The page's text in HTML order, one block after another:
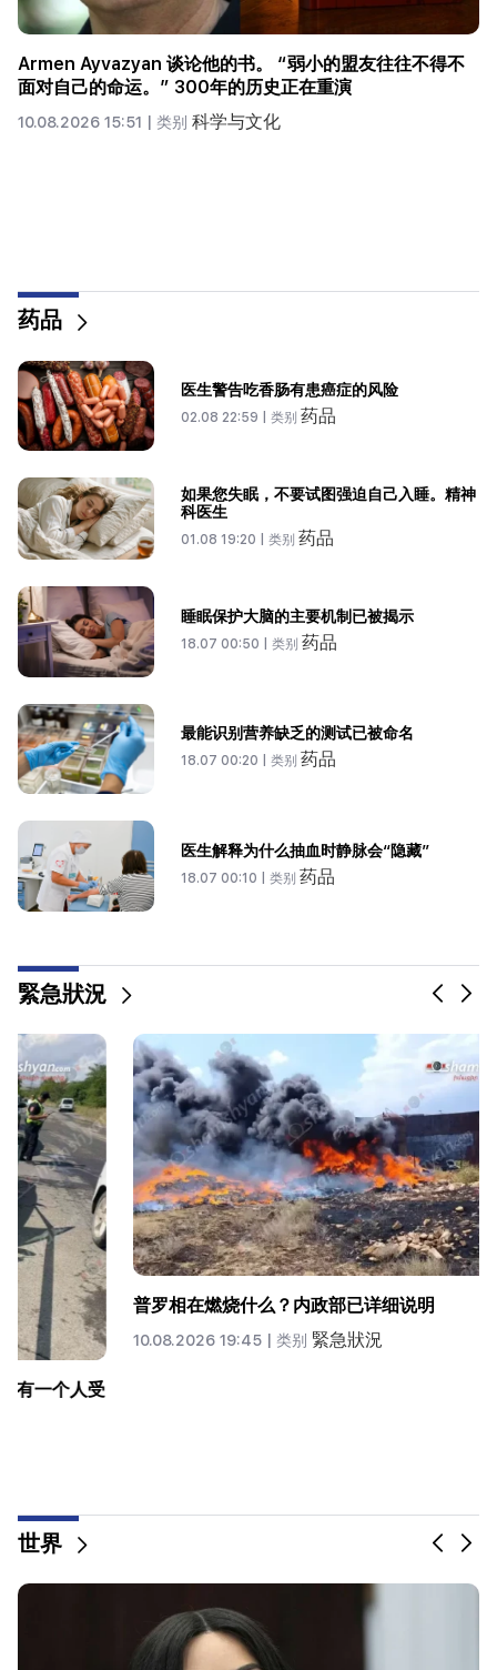
科学家发现一种蘑菇可以让不同国家的人产生类似的幻觉
药品
医生警告吃香肠有患癌症的风险
02.08 22:59 | 类别 药品
如果您失眠，不要试图强迫自己入睡。精神
科医生
01.08 19:20 | 类别 药品
睡眠保护大脑的主要机制已被揭示
18.07 00:50 | 类别 药品
最能识别营养缺乏的测试已被命名
18.07 00:20 | 类别 药品
医生解释为什么抽血时静脉会“隐藏”
18.07 00:10 | 类别 药品
緊急狀況
“我们被战斗的声音从睡梦中惊醒。”达什塔万的午夜斗
殴是如何开始的（视频）
10.08.2026 19:24 |
世界